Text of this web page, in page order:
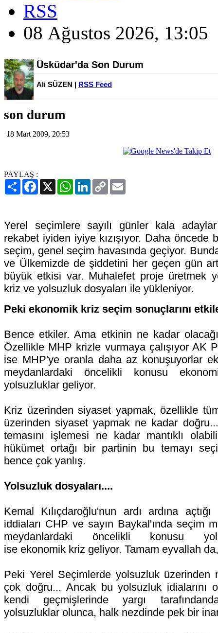
RSS
08 Ağustos 2026, 13:05
Üsküdar'da Son Durum
Ali SÜZEN | RSS Feed
son durum
18 Mart 2009, 20:53
PAYLAŞ :
PaylaşFacebook
X WhatsAppLinkedIn
Copy
Link
Yerel seçimlere sayılı günler kala
rekabet iyiden iyiye kızışıyor. Daha öncede
seçim, genel seçim havasında geçiyor.
ve Ülkemizde de şiddetini her geçen gün
büyük etkisi var. Muhalefet proje üretmek
kriz ve yolsuzluk dosyaları ile yükleniyor.
Peki ekonomik kriz seçim sonuçlarını
Bence etkiler. Ama etkinin ne kadar
Özellikle MHP krizle vurmaya çalışıyor AK
ise MHP'ye oranla daha az konuşuyorlar
meydanlardaki öncelikli konusu
yolsuzluklar geliyor.
Kriz üzerinden siyaset yapmak, özellikle
üzerinden siyaset yapmak ne kadar
temasını işlemesi ne kadar mantıklı
hükümet ortağı bir partinin bu temayı
bence çok yanlış.
Yolsuzluk dosyaları....
Kemal Kılıçdaroğlu'nun ardı ardına
iddiaları CHP ve sayın Baykal'ında seçim
meydanlardaki öncelikli konusu
ise ekonomik kriz geliyor. Tamam eyvallah
Peki Yerel Seçimlerde yolsuzluk üzerinden
çok doğru... Ancak bu yolsuzluk idialarını
kendi geçmişlerinde yargı
yolsuzluklar olunca, halk nezdinde pek bir